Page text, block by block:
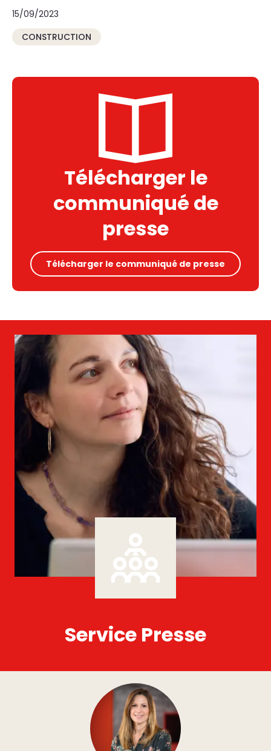
15/09/2023
CONSTRUCTION
Télécharger le
communiqué de
presse
Télécharger le communiqué de presse
Service Presse